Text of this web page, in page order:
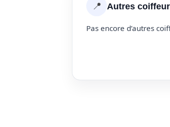
📍 Autres
Pas encore d’autres